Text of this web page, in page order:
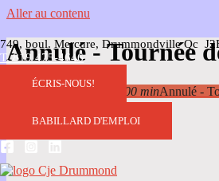
Aller au contenu
749, boul. Mercure, Drummondville Qc
T. 819 475-4646
ÉCRIS-NOUS!
BABILLARD D'EMPLOI
Annulé - Tournée
Fév13 h 00 min 15 h 00 minAnnulé -